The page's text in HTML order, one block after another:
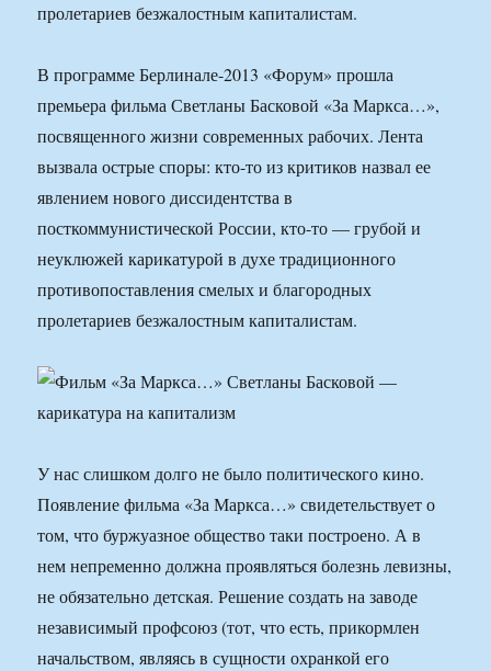
пролетариев безжалостным капиталистам.
В программе Берлинале-2013 «Форум» прошла
премьера фильма Светланы Басковой «За Маркса…»,
посвященного жизни современных рабочих. Лента
вызвала острые споры: кто-то из критиков назвал ее
явлением нового диссидентства в
посткоммунистической России, кто-то — грубой и
неуклюжей карикатурой в духе традиционного
противопоставления смелых и благородных
пролетариев безжалостным капиталистам.
У нас слишком долго не было политического кино.
Появление фильма «За Маркса…» свидетельствует о
том, что буржуазное общество таки построено. А в
нем непременно должна проявляться болезнь левизны,
не обязательно детская. Решение создать на заводе
независимый профсоюз (тот, что есть, прикормлен
начальством, являясь в сущности охранкой его